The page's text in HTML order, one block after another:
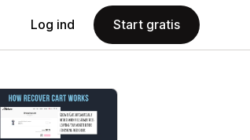
Log ind Start gratis